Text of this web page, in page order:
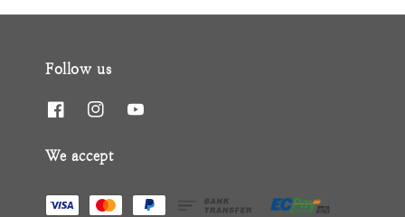
Follow us
We accept